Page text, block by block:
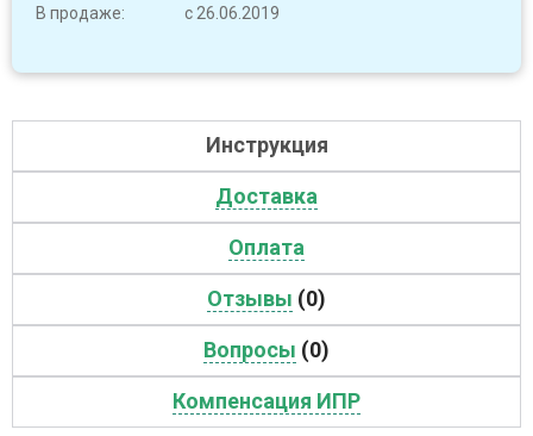
В продаже:
с 26.06.2019
Инструкция
Доставка
Оплата
Отзывы (0)
Вопросы (0)
Компенсация ИПР